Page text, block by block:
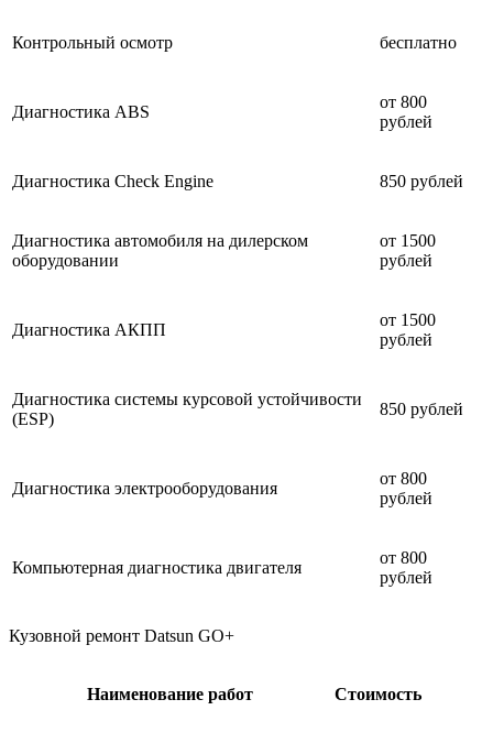
Контрольный осмотр бесплатно
Диагностика ABS
от 800
рублей
Диагностика Check Engine 850 рублей
Диагностика автомобиля на дилерском
оборудовании
от 1500
рублей
Диагностика АКПП
от 1500
рублей
Диагностика системы курсовой устойчивости
(ESP)
850 рублей
Диагностика электрооборудования
от 800
рублей
Компьютерная диагностика двигателя
от 800
рублей
Кузовной ремонт Datsun GO+
Наименование работ Стоимость